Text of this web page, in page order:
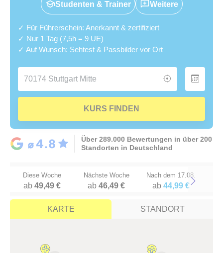
Studenten & Trainer Weitere
✓ Für Führerschein: Anerkannt & zertifiziert
✓ Nur 1 Tag (7,5h = 9 UE)
✓ Auf Wunsch: Sehtest & Passbilder vor Ort
KURS FINDEN
Über 289.000 Bewertungen in über 200
Standorten in Deutschland
Diese Woche
ab49,49 €
Nächste Woche
ab46,49 €
Nach dem 17.08.
ab 44,99 €Next
KARTE STANDORT